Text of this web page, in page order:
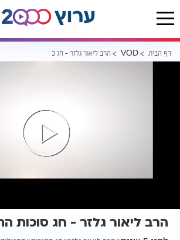
דף הבית VOD הרב ליאור גלזר - חג סוכות התחדשות
הרב ליאור גלזר - חג סוכות